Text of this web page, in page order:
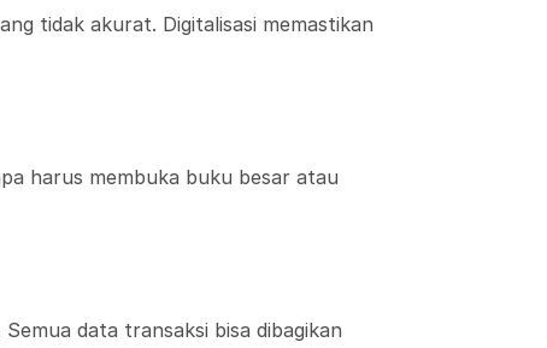
tidak akurat. Digitalisasi memastikan
harus membuka buku besar atau
data transaksi bisa dibagikan